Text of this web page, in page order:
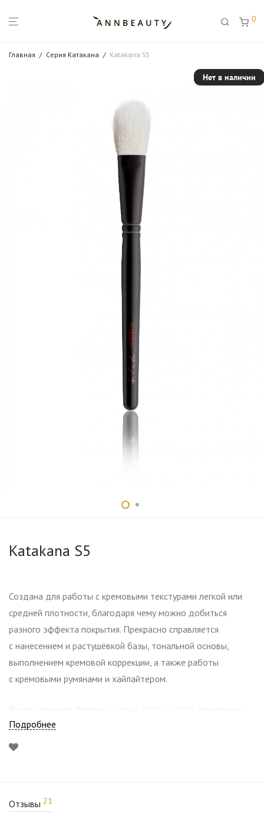
0
Главная / Серия Катакана / Katakana S5
Нет в наличии
Katakana S5
Создана для работы с кремовыми текстурами легкой или
средней плотности, благодаря чему можно добиться
разного эффекта покрытия. Прекрасно справляется
с нанесением и растушёвкой базы, тональной основы,
выполнением кремовой коррекции, а также работы
с кремовыми румянами и хайлайтером.
Кисть схожа по форме с кистью Annbeauty A1
по размеру и более плоская.
Подробнее
Отзывы 21